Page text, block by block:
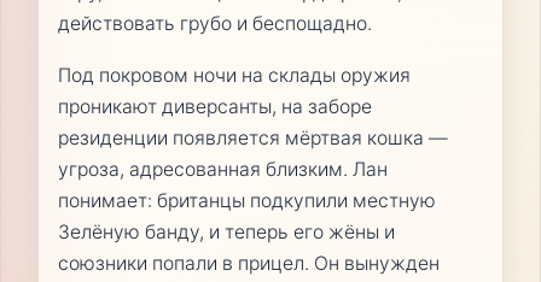
действовать грубо и беспощадно.
Под покровом ночи на склады оружия
проникают диверсанты, на заборе
резиденции появляется мёртвая кошка —
угроза, адресованная близким. Лан
понимает: британцы подкупили местную
Зелёную банду, и теперь его жёны и
союзники попали в прицел. Он вынужден